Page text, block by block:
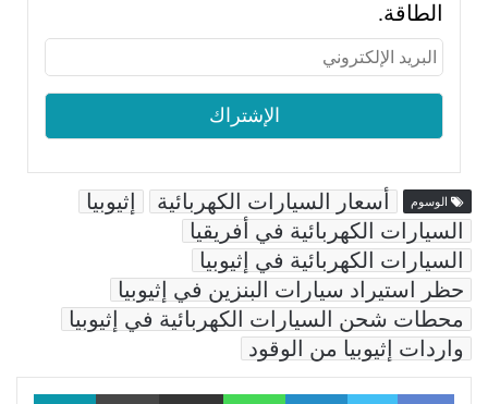
الطاقة.
الوسوم أسعار السيارات الكهربائية
إثيوبيا
السيارات الكهربائية في أفريقيا
السيارات الكهربائية في إثيوبيا
حظر استيراد سيارات البنزين في إثيوبيا
محطات شحن السيارات الكهربائية في إثيوبيا
واردات إثيوبيا من الوقود
Facebook
LinkedIn
WhatsAppمشاركة عبر البريد طباعة